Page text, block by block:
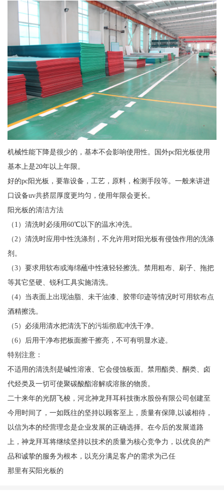
机械性能下降是很少的，基本不会影响使用性。国外pc阳光板使用
基本上是20年以上年限。
好的pc阳光板，要靠设备，工艺，原料，检测手段等。一般来讲进
口设备uv共挤层厚度更均匀，使用年限会更长。
阳光板的清洁方法
（1）清洗时必须用60℃以下的温水冲洗。
（2）清洗时应用中性洗涤剂，不允许用对阳光板有侵蚀作用的洗涤
剂。
（3）要求用软布或海绵蘸中性液轻轻擦洗。禁用粗布、刷子、拖把
等其它坚硬、锐利工具实施清洗。
（4）当表面上出现油脂、未干油漆、胶带印迹等情况时可用软布点
酒精擦洗。
（5）必须用清水把清洗下的污垢彻底冲洗干净。
（6）后用干净布把板面擦干擦亮，不可有明显水迹。
特别注意：
不适用的清洗剂是碱性溶液、它会侵蚀板面。禁用酯类、酮类、卤
代烃类及一切可使聚碳酸酯溶解或溶胀的物质。
二十来年的光阴飞梭，河北神龙拜耳科技衡水股份有限公司创建至
今用时间了，一如既往的坚持以顾客至上，质量有保障,以诚相待，
以信为本的经营理念是企业发展的正确选择。在今后的发展道路
上，神龙拜耳将继续坚持以技术的质量为核心竞争力，以优良的产
品和诚挚的服务为根本，以充分满足客户的需求为己任
那里有买阳光板的